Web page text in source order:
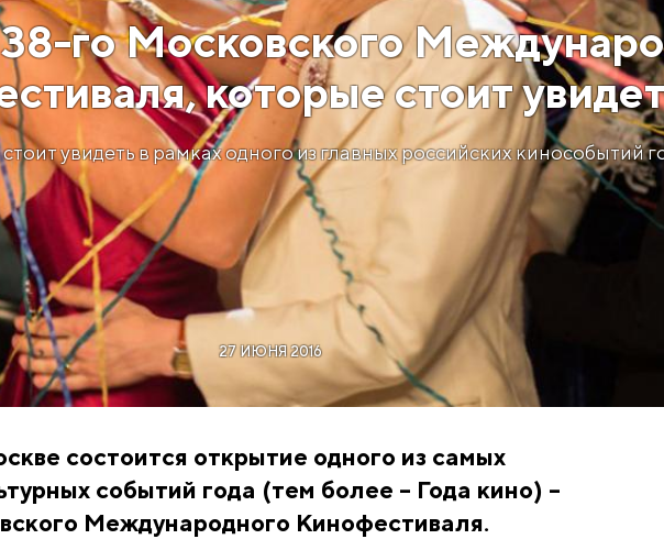
го Московского
которые стоит
увидеть в рамках одного из главных российских кинособытий
27 ИЮНЯ 2016
состоится открытие одного из самых
событий года (тем более – Года кино) –
Международного Кинофестиваля.